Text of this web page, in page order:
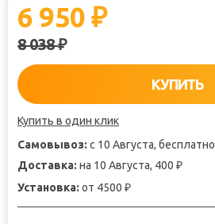
6 950₽
8 038₽
КУПИТЬ
Купить в один клик
Самовывоз: с 10 Августа, бесплатно
Доставка: на 10 Августа, 400 ₽
Установка: от 4500 ₽